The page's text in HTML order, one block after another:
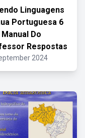
Linguagens
Portuguesa 6
Do
Respostas
2024